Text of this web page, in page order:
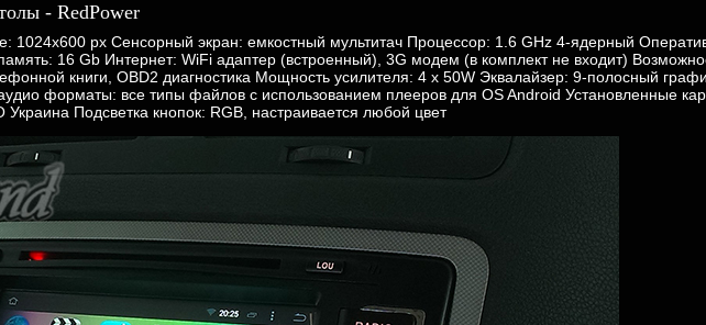
- RedPower
1024х600 px Сенсорный экран: емкостный мультитач Процессор: 1.6 GHz 4-ядерный
16 Gb Интернет: WiFi адаптер (встроенный), 3G модем (в комплект не входит)
книги, OBD2 диагностика Мощность усилителя: 4 x 50W Эквалайзер: 9-полосный
форматы: все типы файлов с использованием плееров для OS Android Установленные
Подсветка кнопок: RGB, настраивается любой цвет